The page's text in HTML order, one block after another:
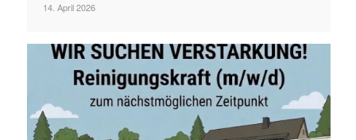
14. April 2026